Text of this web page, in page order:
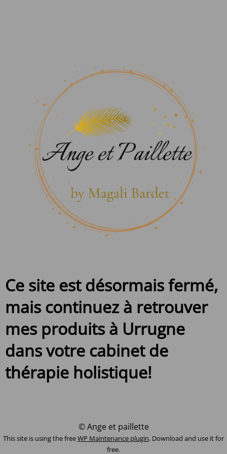
Ce site est désormais fermé,
mais continuez à retrouver
mes produits à Urrugne
dans votre cabinet de
thérapie holistique!
© Ange et paillette
This site is using the freeWP Maintenance plugin. Download and use it for
free.